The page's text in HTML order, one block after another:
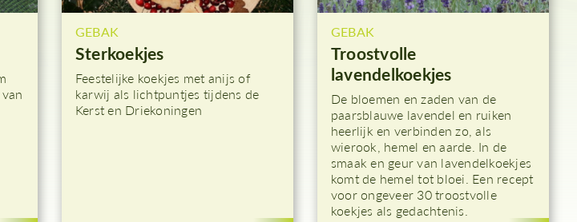
GEBAK
Sterkoekjes
Feestelijke koekjes met anijs of
karwij als lichtpuntjes tijdens de
Kerst en Driekoningen
GEBAK
Troostvolle
lavendelkoekjes
De bloemen en zaden van de
paarsblauwe lavendel en ruiken
heerlijk en verbinden zo, als
wierook, hemel en aarde. In de
smaak en geur van lavendelkoekjes
komt de hemel tot bloei. Een recept
voor ongeveer 30 troostvolle
koekjes als gedachtenis.